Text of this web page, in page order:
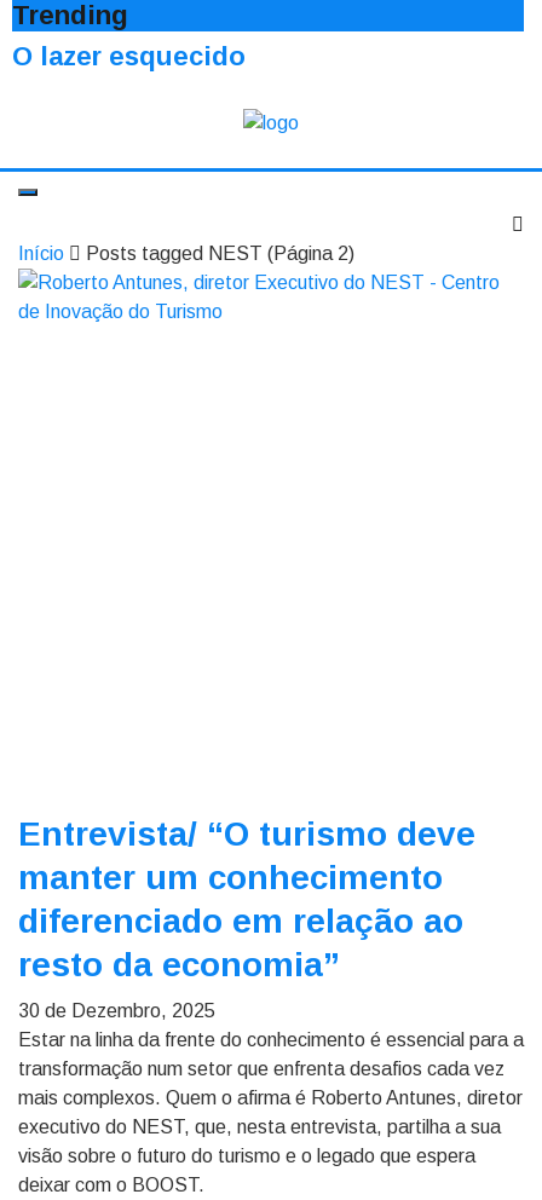
Trending
O lazer esquecido
Início Posts tagged NEST (Página 2)
Entrevista/ “O turismo deve
manter um conhecimento
diferenciado em relação ao
resto da economia”
30 de Dezembro, 2025
Estar na linha da frente do conhecimento é essencial para a
transformação num setor que enfrenta desafios cada vez
mais complexos. Quem o afirma é Roberto Antunes, diretor
executivo do NEST, que, nesta entrevista, partilha a sua
visão sobre o futuro do turismo e o legado que espera
deixar com o BOOST.